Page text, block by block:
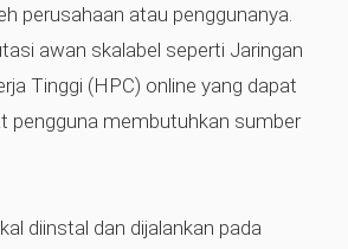
perusahaan atau penggunanya.
awan skalabel seperti Jaringan
Tinggi (HPC) online yang dapat
pengguna membutuhkan sumber
diinstal dan dijalankan pada